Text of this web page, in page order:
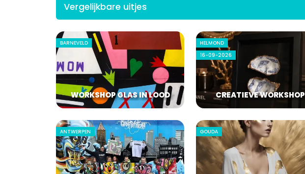
Vergelijkbare uitjes
BARNEVELD
WORKSHOP GLAS IN LOOD
HELMOND
16-09-2026
CREATIEVE WORKSHOP
ANTWERPEN GOUDA